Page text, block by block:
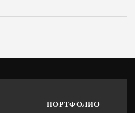
ПОРТФОЛИО